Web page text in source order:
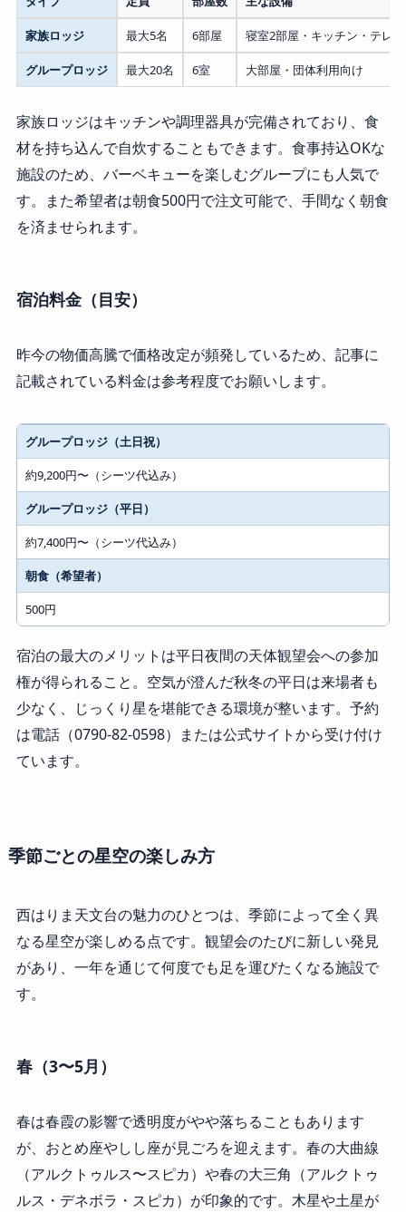
家族ロッジ 最大5名 6部屋 寝室2部屋・キッチン・テレ
グループロッジ 最大20名 6室 大部屋・団体利用向け
家族ロッジはキッチンや調理器具が完備されており、食
材を持ち込んで自炊することもできます。食事持込OKな
施設のため、バーベキューを楽しむグループにも人気で
す。また希望者は朝食500円で注文可能で、手間なく朝食
を済ませられます。
宿泊料金（目安）
昨今の物価高騰で価格改定が頻発しているため、記事に
記載されている料金は参考程度でお願いします。
区分
料金（1人あたり）
グループロッジ（土日祝）
約9,200円〜（シーツ代込み）
グループロッジ（平日）
約7,400円〜（シーツ代込み）
朝食（希望者）
500円
宿泊の最大のメリットは平日夜間の天体観望会への参加
権が得られること。空気が澄んだ秋冬の平日は来場者も
少なく、じっくり星を堪能できる環境が整います。予約
は電話（0790-82-0598）または公式サイトから受け付け
ています。
季節ごとの星空の楽しみ方
西はりま天文台の魅力のひとつは、季節によって全く異
なる星空が楽しめる点です。観望会のたびに新しい発見
があり、一年を通じて何度でも足を運びたくなる施設で
す。
春（3〜5月）
春は春霞の影響で透明度がやや落ちることもあります
が、おとめ座やしし座が見ごろを迎えます。春の大曲線
（アルクトゥルス〜スピカ）や春の大三角（アルクトゥ
ルス・デネボラ・スピカ）が印象的です。木星や土星が